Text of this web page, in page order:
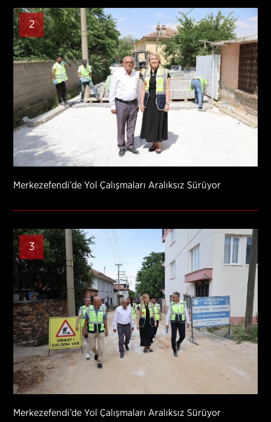
2
Merkezefendi’de Yol Çalışmaları Aralıksız Sürüyor
3
Merkezefendi’de Yol Çalışmaları Aralıksız Sürüyor